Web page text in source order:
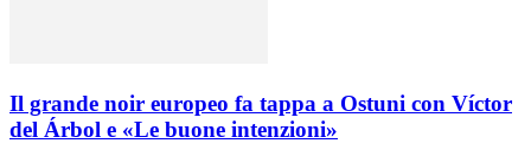
Il grande noir europeo fa tappa a Ostuni con Víctor
del Árbol e «Le buone intenzioni»